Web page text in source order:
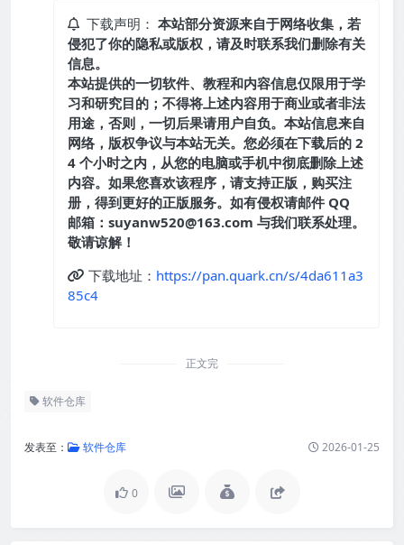
下载声明： 本站部分资源来自于网络收集，若
侵犯了你的隐私或版权，请及时联系我们删除有关
信息。
本站提供的一切软件、教程和内容信息仅限用于学
习和研究目的；不得将上述内容用于商业或者非法
用途，否则，一切后果请用户自负。本站信息来自
网络，版权争议与本站无关。您必须在下载后的 2
4 个小时之内，从您的电脑或手机中彻底删除上述
内容。如果您喜欢该程序，请支持正版，购买注
册，得到更好的正版服务。如有侵权请邮件 QQ
邮箱：suyanw520@163.com 与我们联系处理。
敬请谅解！
下载地址： https://pan.quark.cn/s/4da611a3
85c4
正文完
软件仓库
发表至： 软件仓库 2026-01-25
0